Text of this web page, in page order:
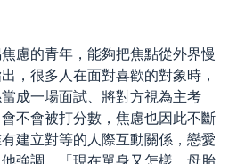
慮的青年，能夠把焦點從外界慢
，很多人在面對喜歡的對象時，
成一場面試、將對方視為主考
不會被打分數，焦慮也因此不斷
建立對等的人際互動關係，戀愛